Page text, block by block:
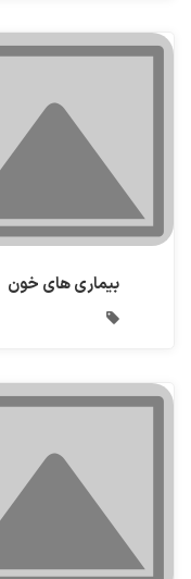
بیماری های خون